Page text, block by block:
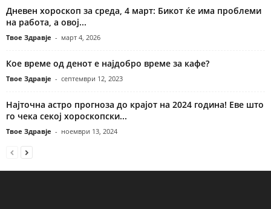
Дневен хороскоп за среда, 4 март: Бикот ќе има проблеми
на работа, а овој...
Твое Здравје - март 4, 2026
Кое време од денот е најдобро време за кафе?
Твое Здравје - септември 12, 2023
Најточна астро прогноза до крајот на 2024 година! Еве што
го чека секој хороскопски...
Твое Здравје - ноември 13, 2024